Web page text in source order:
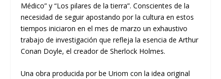
Médico” y “Los pilares de la tierra”. Conscientes de la
necesidad de seguir apostando por la cultura en estos
tiempos iniciaron en el mes de marzo un exhaustivo
trabajo de investigación que refleja la esencia de Arthur
Conan Doyle, el creador de Sherlock Holmes.
Una obraproducida por be Uriom con la idea original